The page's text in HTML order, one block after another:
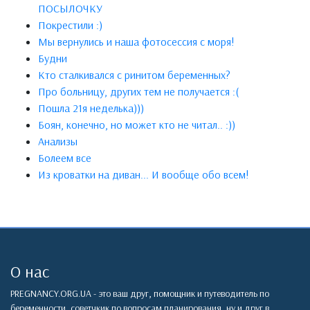
ПОСЫЛОЧКУ
Покрестили :)
Мы вернулись и наша фотосессия с моря!
Будни
Кто сталкивался с ринитом беременных?
Про больницу, других тем не получается :(
Пошла 21я неделька)))
Боян, конечно, но может кто не читал.. :))
Анализы
Болеем все
Из кроватки на диван... И вообще обо всем!
О нас
PREGNANCY.ORG.UA - это ваш друг, помощник и путеводитель по